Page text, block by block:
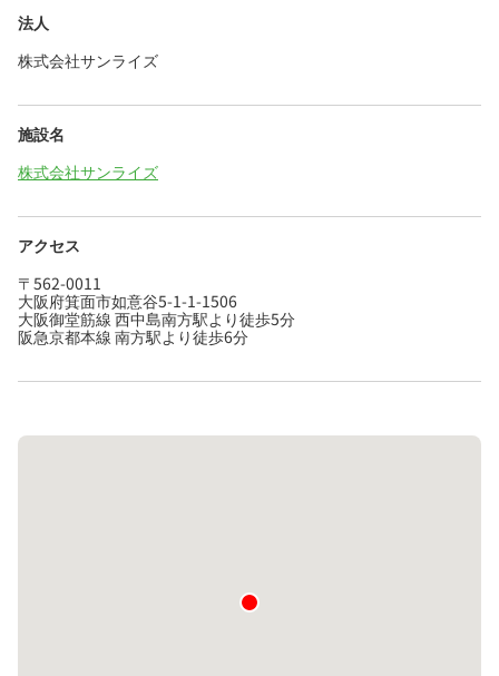
法人
株式会社サンライズ
施設名
株式会社サンライズ
アクセス
〒562-0011
大阪府箕面市如意谷5-1-1-1506
大阪御堂筋線 西中島南方駅より徒歩5分
阪急京都本線 南方駅より徒歩6分